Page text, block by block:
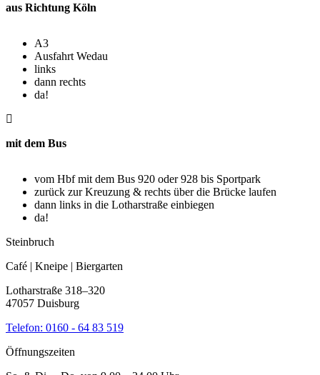
aus Richtung Köln
A3
Ausfahrt Wedau
links
dann rechts
da!
mit dem Bus
vom Hbf mit dem Bus 920 oder 928 bis Sportpark
zurück zur Kreuzung & rechts über die Brücke laufen
dann links in die Lotharstraße einbiegen
da!
Steinbruch
Café | Kneipe | Biergarten
Lotharstraße 318–320
47057 Duisburg
Telefon: 0160 - 64 83 519
Öffnungszeiten